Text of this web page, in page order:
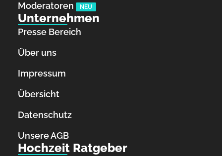
Moderatoren
NEU
Unternehmen
Presse Bereich
Über uns
Impressum
Übersicht
Datenschutz
Unsere AGB
Hochzeit Ratgeber